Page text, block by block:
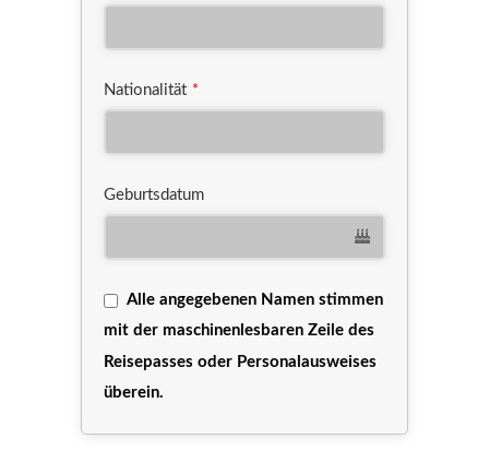
Nationalität *
Geburtsdatum
Alle angegebenen Namen stimmen
mit der maschinenlesbaren Zeile des
Reisepasses oder Personalausweises
überein.